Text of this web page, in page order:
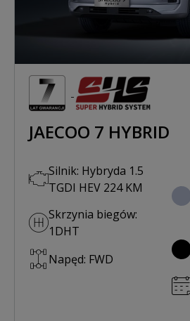
JAECOO 7 HYBRID
Silnik: Hybryda 1.5
TGDI HEV 224 KM
Skrzynia biegów:
1DHT
Napęd: FWD